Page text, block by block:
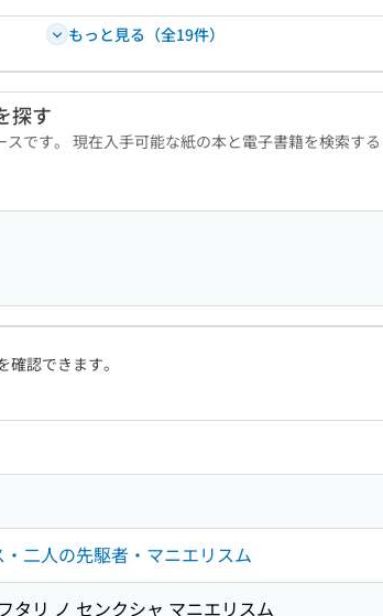
もっと見る（全19件）
探す
です。 現在入手可能な紙の本と電子書籍を検索す
認できます。
二人の先駆者・マニエリスム
タリ ノ センクシャ マニエリスム